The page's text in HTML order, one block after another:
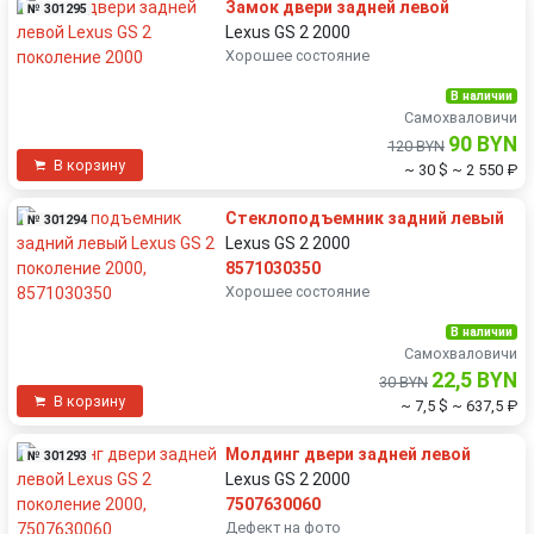
№ 301295
Замок двери задней левой
Lexus GS 2 2000
Хорошее состояние
В корзину
В наличии
Самохваловичи
120 BYN 90 BYN
~ 30 $ ~ 2 550 ₽
№ 301294
Стеклоподъемник задний левый
Lexus GS 2 2000
8571030350
Хорошее состояние
В корзину
В наличии
Самохваловичи
30 BYN 22,5 BYN
~ 7,5 $ ~ 637,5 ₽
№ 301293
Молдинг двери задней левой
Lexus GS 2 2000
7507630060
Дефект на фото